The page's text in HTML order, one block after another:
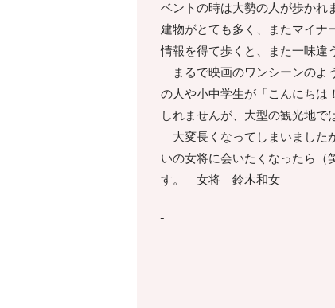
ベントの時は大勢の人が歩かれ
建物がとても多く、またマイナ
情報を得て歩くと、また一味違
まるで映画のワンシーンのよ
の人や小中学生が「こんにちは
しれませんが、大型の観光地で
大変長くなってしまいました
いの女将に会いたくなったら（
す。 女将 鈴木和女